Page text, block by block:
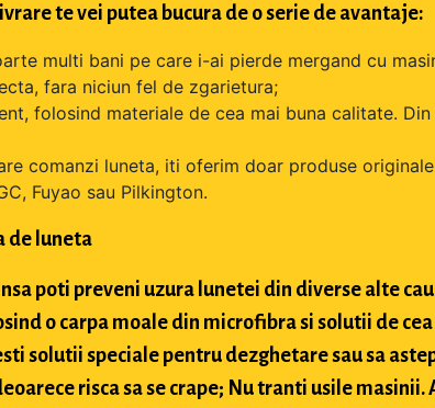
te vei putea bucura de o serie de avantaje:
multi bani pe care i-ai pierde mergand cu
fara niciun fel de zgarietura;
folosind materiale de cea mai buna calitate.
comanzi luneta, iti oferim doar produse
Fuyao sau Pilkington.
de luneta
poti preveni uzura lunetei din diverse alte
o carpa moale din microfibra si solutii de
solutii speciale pentru dezghetare sau sa
risca sa se crape; Nu tranti usile